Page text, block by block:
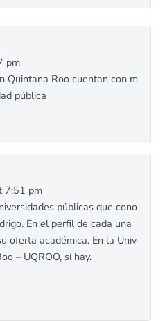
pm
Quintana Roo cuentan con m
pública
7:51 pm
públicas que cono
En el perfil de cada una
oferta académica. En la Univ
– UQROO, sí hay.